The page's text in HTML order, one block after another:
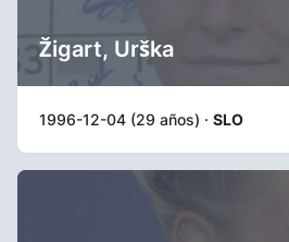
Žigart, Urška
1996-12-04 (29 años) · SLO